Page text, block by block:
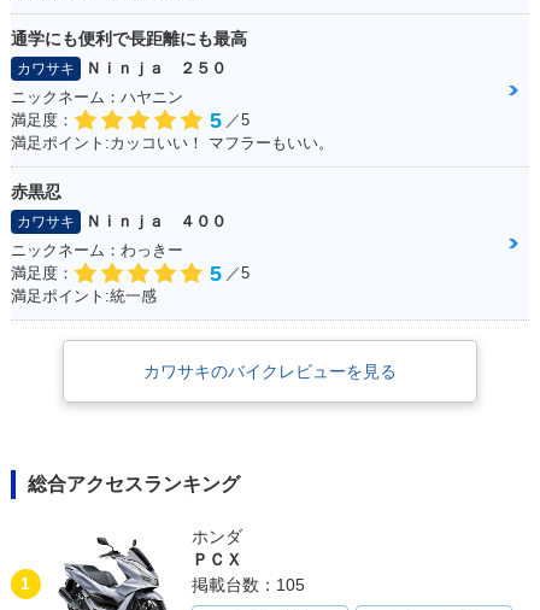
通学にも便利で長距離にも最高
カワサキ
Ｎｉｎｊａ ２５０
ニックネーム：ハヤニン
満足度：
5 ／5
満足ポイント:カッコいい！ マフラーもいい。
赤黒忍
カワサキ
Ｎｉｎｊａ ４００
ニックネーム：わっきー
満足度：
5 ／5
満足ポイント:統一感
カワサキのバイクレビューを見る
総合アクセスランキング
1
ホンダ
ＰＣＸ
掲載台数：105